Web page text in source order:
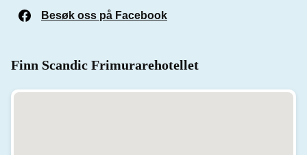
Besøk oss på Facebook
Finn Scandic Frimurarehotellet